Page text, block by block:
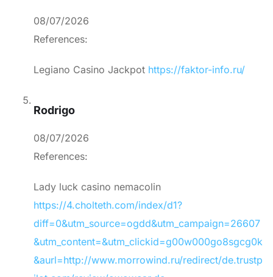
08/07/2026
References:
Legiano Casino Jackpot https://faktor-info.ru/
Rodrigo
08/07/2026
References:
Lady luck casino nemacolin
https://4.cholteth.com/index/d1?
diff=0&utm_source=ogdd&utm_campaign=26607
&utm_content=&utm_clickid=g00w000go8sgcg0k
&aurl=http://www.morrowind.ru/redirect/de.trustp